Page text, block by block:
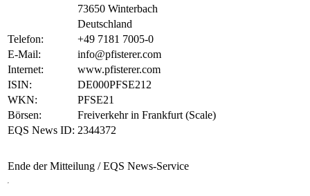
73650 Winterbach
Deutschland
Telefon:
+49 7181 7005-0
E-Mail:
info@pfisterer.com
Internet:
www.pfisterer.com
ISIN:
DE000PFSE212
WKN:
PFSE21
Börsen:
Freiverkehr in Frankfurt (Scale)
EQS News ID: 2344372
Ende der Mitteilung / EQS News-Service